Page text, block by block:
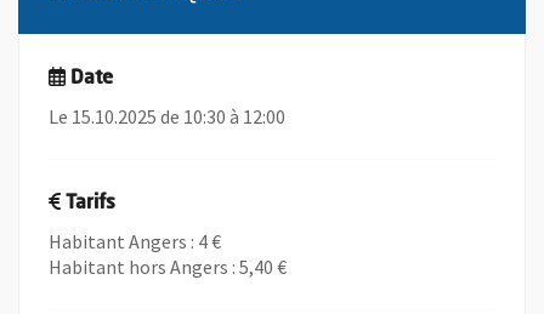
Date
Le 15.10.2025 de 10:30 à 12:00
Tarifs
Habitant Angers : 4 €
Habitant hors Angers : 5,40 €